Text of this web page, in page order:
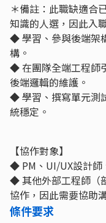
＊備註：此職缺適合
知識的人選，因此入
◆ 學習、參與後端架
構。
◆ 在團隊全端工程師
後端邏輯的維護。
◆ 學習、撰寫單元測
統穩定。
【協作對象】
◆ PM、UI/UX設計師
◆ 其他外部工程師（
協作，因此需要協助
條件要求